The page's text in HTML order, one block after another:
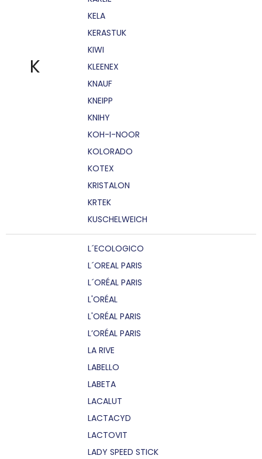
K
KELA
KERASTUK
KIWI
KLEENEX
KNAUF
KNEIPP
KNIHY
KOH-I-NOOR
KOLORADO
KOTEX
KRISTALON
KRTEK
KUSCHELWEICH
L´ECOLOGICO
L´OREAL PARIS
L´ORÉAL PARIS
L'ORÉAL
L'ORÉAL PARIS
L’ORÉAL PARIS
LA RIVE
LABELLO
LABETA
LACALUT
LACTACYD
LACTOVIT
LADY SPEED STICK